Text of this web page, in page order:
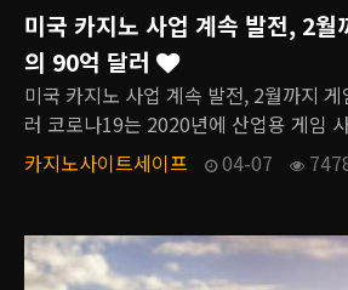
미국 카지노 사업 계속 발전, 2월
의 90억 달러
미국 카지노 사업 계속 발전, 2월까지
러 코로나19는 2020년에 산업용 게임
카지노사이트세이프
04-07